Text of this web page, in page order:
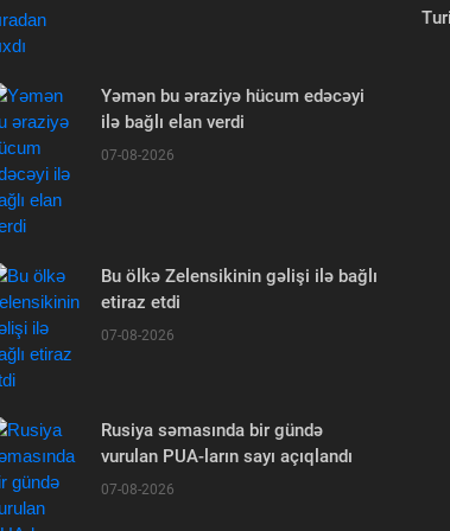
Yəmən bu əraziyə hücum edəcəyi
ilə bağlı elan verdi
07-08-2026
Bu ölkə Zelensikinin gəlişi ilə bağlı
etiraz etdi
07-08-2026
Rusiya səmasında bir gündə
vurulan PUA-ların sayı açıqlandı
07-08-2026